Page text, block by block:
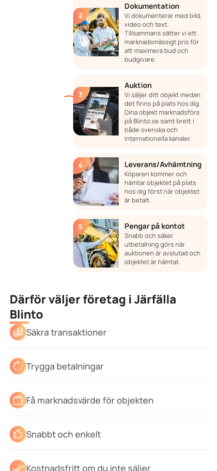
Dokumentation
Vi dokumenterar med bild,
video och text.
Tillsammans sätter vi ett
marknadsmässigt pris för
att maximera bud och
budgivare.
Auktion
Vi säljer ditt objekt medan
det finns på plats hos dig.
Dina objekt marknadsförs
på Blinto.se samt brett i
både svenska och
internationella kanaler.
Leverans/Avhämtning
Köparen kommer och
hämtar objektet på plats
hos dig först när objektet
är betalt.
Pengar på kontot
Snabb och säker
utbetalning görs när
auktionen är avslutad och
objektet är hämtat.
Därför väljer företag i Järfälla
Blinto
Säkra transaktioner
Trygga betalningar
Få marknadsvärde för objekten
Snabbt och enkelt
Kostnadsfritt om du inte säljer